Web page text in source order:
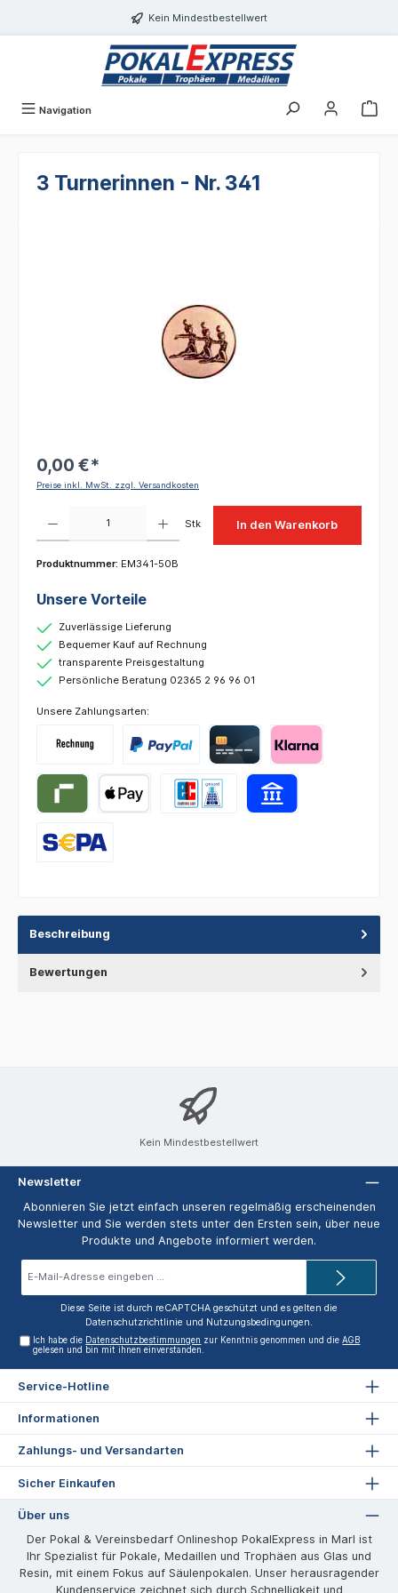
Kein Mindestbestellwert
Navigation
3 Turnerinnen - Nr. 341
0,00 €*
Preise inkl. MwSt. zzgl. Versandkosten
Stk In den Warenkorb
Produktnummer: EM341-50B
Unsere Vorteile
Zuverlässige Lieferung
Bequemer Kauf auf Rechnung
transparente Preisgestaltung
Persönliche Beratung 02365 2 96 96 01
Unsere Zahlungsarten:
Beschreibung
Bewertungen
Kein Mindestbestellwert
Newsletter
Abonnieren Sie jetzt einfach unseren regelmäßig erscheinenden
Newsletter und Sie werden stets unter den Ersten sein, über neue
Produkte und Angebote informiert werden.
Diese Seite ist durch reCAPTCHA geschützt und es gelten die
Datenschutzrichtlinie und Nutzungsbedingungen.
Ich habe die Datenschutzbestimmungen zur Kenntnis genommen und dieAGB
gelesen und bin mit ihnen einverstanden.
Service-Hotline
Informationen
Zahlungs- und Versandarten
Sicher Einkaufen
Über uns
Der Pokal & Vereinsbedarf Onlineshop PokalExpress in Marl ist
Ihr Spezialist für Pokale, Medaillen und Trophäen aus Glas und
Resin, mit einem Fokus auf Säulenpokalen. Unser herausragender
Kundenservice zeichnet sich durch Schnelligkeit und